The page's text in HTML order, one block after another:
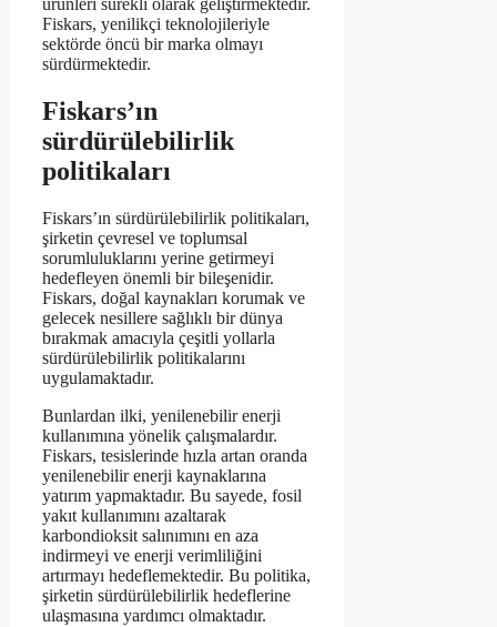
ürünleri sürekli olarak geliştirmektedir.
Fiskars, yenilikçi teknolojileriyle
sektörde öncü bir marka olmayı
sürdürmektedir.
Fiskars’ın
sürdürülebilirlik
politikaları
Fiskars’ın sürdürülebilirlik politikaları,
şirketin çevresel ve toplumsal
sorumluluklarını yerine getirmeyi
hedefleyen önemli bir bileşenidir.
Fiskars, doğal kaynakları korumak ve
gelecek nesillere sağlıklı bir dünya
bırakmak amacıyla çeşitli yollarla
sürdürülebilirlik politikalarını
uygulamaktadır.
Bunlardan ilki, yenilenebilir enerji
kullanımına yönelik çalışmalardır.
Fiskars, tesislerinde hızla artan oranda
yenilenebilir enerji kaynaklarına
yatırım yapmaktadır. Bu sayede, fosil
yakıt kullanımını azaltarak
karbondioksit salınımını en aza
indirmeyi ve enerji verimliliğini
artırmayı hedeflemektedir. Bu politika,
şirketin sürdürülebilirlik hedeflerine
ulaşmasına yardımcı olmaktadır.